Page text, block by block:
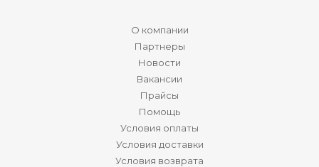
О компании
Партнеры
Новости
Вакансии
Прайсы
Помощь
Условия оплаты
Условия доставки
Условия возврата